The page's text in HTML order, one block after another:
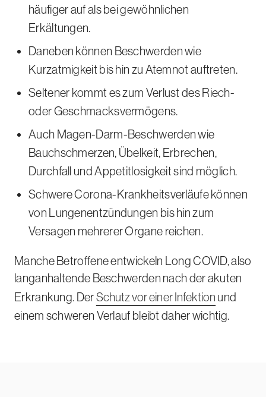
häufiger auf als bei gewöhnlichen
Erkältungen.
Daneben können Beschwerden wie
Kurzatmigkeit bis hin zu Atemnot auftreten.
Seltener kommt es zum Verlust des Riech-
oder Geschmacksvermögens.
Auch Magen-Darm-Beschwerden wie
Bauchschmerzen, Übelkeit, Erbrechen,
Durchfall und Appetitlosigkeit sind möglich.
Schwere Corona-Krankheitsverläufe können
von Lungenentzündungen bis hin zum
Versagen mehrerer Organe reichen.
Manche Betroffene entwickeln Long COVID, also
langanhaltende Beschwerden nach der akuten
Erkrankung. DerSchutz vor einer Infektion und
einem schweren Verlauf bleibt daher wichtig.